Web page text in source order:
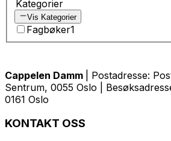
Kategorier
Vis Kategorier
Fagbøker1
Cappelen Damm
| Postadresse:
Sentrum, 0055 Oslo |
0161 Oslo
KONTAKT OSS